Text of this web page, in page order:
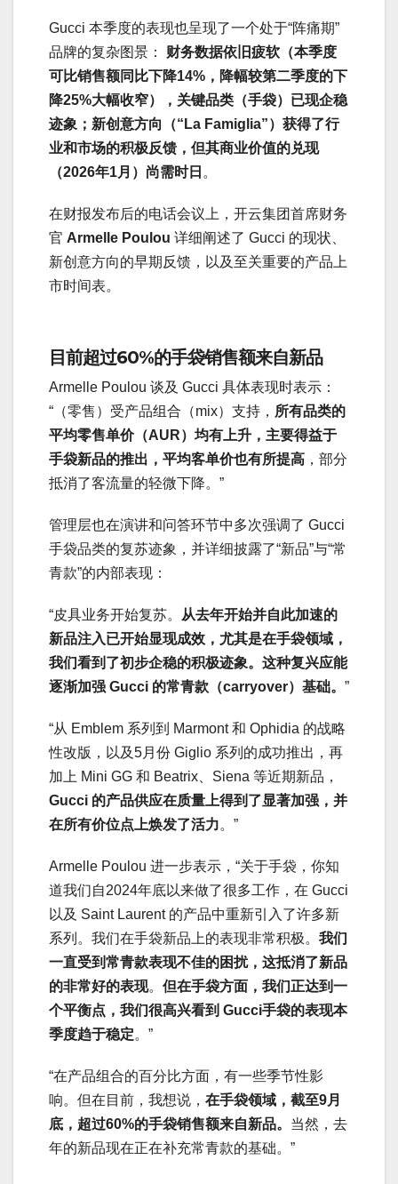
Gucci 本季度的表现也呈现了一个处于“阵痛期”
品牌的复杂图景： 财务数据依旧疲软（本季度
可比销售额同比下降14%，降幅较第二季度的下
降25%大幅收窄），关键品类（手袋）已现企稳
迹象；新创意方向（“La Famiglia”）获得了行
业和市场的积极反馈，但其商业价值的兑现
（2026年1月）尚需时日 。
在财报发布后的电话会议上，开云集团首席财务
官 Armelle Poulou 详细阐述了 Gucci 的现状、
新创意方向的早期反馈，以及至关重要的产品上
市时间表。
目前超过60%的手袋销售额来自新品
Armelle Poulou 谈及 Gucci 具体表现时表示：
“（零售）受产品组合（mix）支持， 所有品类的
平均零售单价（AUR）均有上升，主要得益于
手袋新品的推出，平均客单价也有所提高 ，部分
抵消了客流量的轻微下降。”
管理层也在演讲和问答环节中多次强调了 Gucci
手袋品类的复苏迹象，并详细披露了“新品”与“常
青款”的内部表现：
“皮具业务开始复苏。
从去年开始并自此加速的
新品注入已开始显现成效，尤其是在手袋领域，
我们看到了初步企稳的积极迹象。这种复兴应能
逐渐加强 Gucci 的常青款（carryover）基础。 ”
“从 Emblem 系列到 Marmont 和 Ophidia 的战略
性改版，以及5月份 Giglio 系列的成功推出，再
加上 Mini GG 和 Beatrix、Siena 等近期新品，
Gucci 的产品供应在质量上得到了显著加强，并
在所有价位点上焕发了活力。”
Armelle Poulou 进一步表示，“关于手袋，你知
道我们自2024年底以来做了很多工作，在 Gucci
以及 Saint Laurent 的产品中重新引入了许多新
系列。我们在手袋新品上的表现非常积极。 我们
一直受到常青款表现不佳的困扰，这抵消了新品
的非常好的表现。 但在手袋方面，我们正达到一
个平衡点，我们很高兴看到 Gucci手袋的表现本
季度趋于稳定。”
“在产品组合的百分比方面，有一些季节性影
响。但在目前，我想说， 在手袋领域，截至9月
底，超过60%的手袋销售额来自新品。 当然，去
年的新品现在正在补充常青款的基础。”